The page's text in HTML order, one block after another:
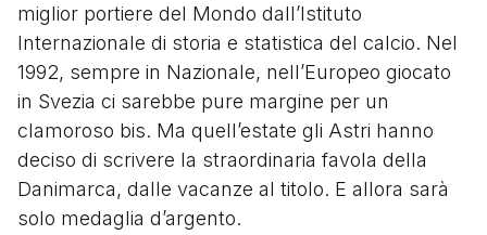
miglior portiere del Mondo dall’Istituto
Internazionale di storia e statistica del calcio. Nel
1992, sempre in Nazionale, nell’Europeo giocato
in Svezia ci sarebbe pure margine per un
clamoroso bis. Ma quell’estate gli Astri hanno
deciso di scrivere la straordinaria favola della
Danimarca, dalle vacanze al titolo. E allora sarà
solo medaglia d’argento.